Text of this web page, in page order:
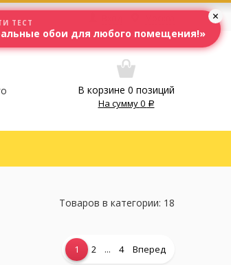
В корзине 0 позиций
На сумму0
Товаров в категории: 18
1 2 ... 4 Вперед
ТЕСТ
обои для любого помещения!»